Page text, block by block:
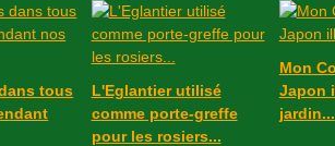
tous
L'Eglantier utilisé
comme porte-greffe
pour les rosiers...
Mon
Japon
jardin...